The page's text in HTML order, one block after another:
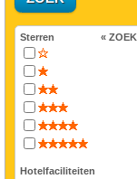
Sterren «
Hotelfaciliteiten